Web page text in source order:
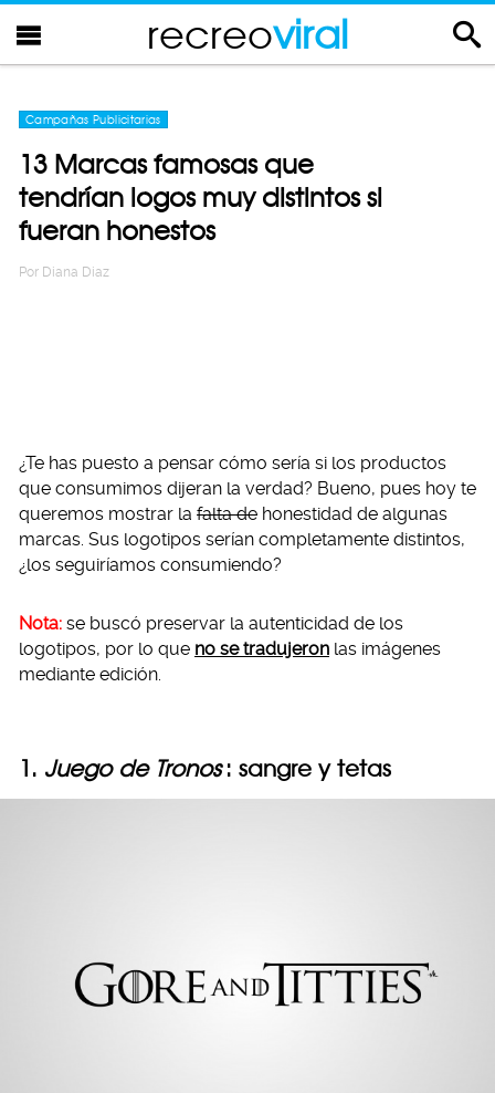
recreoviral
Campañas Publicitarias
13 Marcas famosas que
tendrían logos muy distintos si
fueran honestos
Por Diana Diaz
¿Te has puesto a pensar cómo sería si los productos
que consumimos dijeran la verdad? Bueno, pues hoy te
queremos mostrar la falta de honestidad de algunas
marcas. Sus logotipos serían completamente distintos,
¿los seguiríamos consumiendo?
Nota: se buscó preservar la autenticidad de los
logotipos, por lo que no se tradujeron las imágenes
mediante edición.
1. Juego de Tronos : sangre y tetas